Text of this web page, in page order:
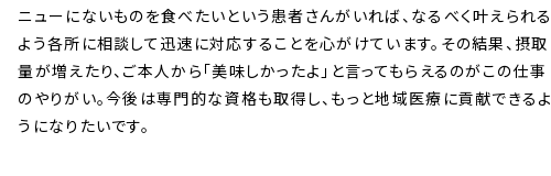
ニューにないものを食べたいという患者さんがいれば、なるべく叶えられる
よう各所に相談して迅速に対応することを心がけています。その結果、摂取
量が増えたり、ご本人から「美味しかったよ」と言ってもらえるのがこの仕事
のやりがい。今後は専門的な資格も取得し、もっと地域医療に貢献できるよ
うになりたいです。